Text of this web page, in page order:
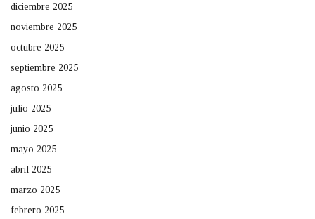
diciembre 2025
noviembre 2025
octubre 2025
septiembre 2025
agosto 2025
julio 2025
junio 2025
mayo 2025
abril 2025
marzo 2025
febrero 2025